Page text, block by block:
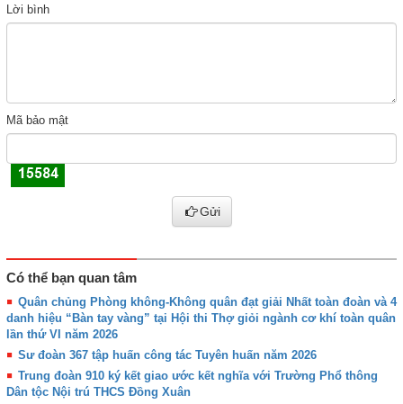
Lời bình
Mã bảo mật
Gửi
Có thể bạn quan tâm
Quân chủng Phòng không-Không quân đạt giải Nhất toàn đoàn và 4
danh hiệu “Bàn tay vàng” tại Hội thi Thợ giỏi ngành cơ khí toàn quân
lần thứ VI năm 2026
Sư đoàn 367 tập huấn công tác Tuyên huấn năm 2026
Trung đoàn 910 ký kết giao ước kết nghĩa với Trường Phổ thông
Dân tộc Nội trú THCS Đồng Xuân